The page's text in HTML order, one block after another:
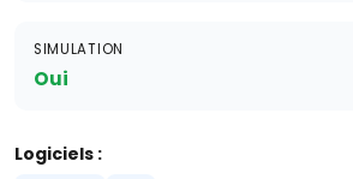
SIMULATION
Oui
Logiciels :